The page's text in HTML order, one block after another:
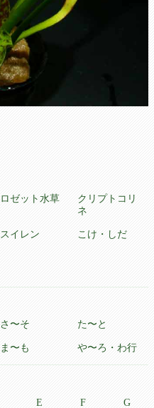
ロゼット水草
クリプトコリ
ネ
スイレン こけ・しだ
さ〜そ た〜と
ま〜も や〜ろ・わ行
E F G